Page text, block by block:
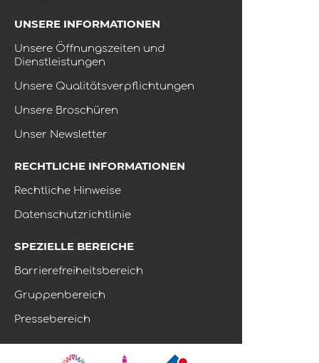
UNSERE INFORMATIONEN
Unsere Öffnungszeiten und
Dienstleistungen
Unsere Qualitätsverpflichtungen
Unsere Broschüren
Unser Newsletter
RECHTLICHE INFORMATIONEN
Rechtliche Hinweise
Datenschutzrichtlinie
SPEZIELLE BEREICHE
Barrierefreiheitsbereich
Gruppenbereich
Pressebereich